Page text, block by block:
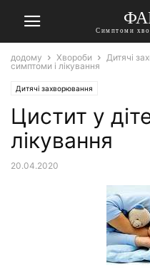
Симптоми
додому Хвороби Дитячі
симптоми і лікування
Дитячі захворювання
Цистит у
лікування
20.04.2020